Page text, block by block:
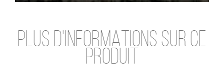
PLUS D'INFORMATIONS SUR CE
PRODUIT